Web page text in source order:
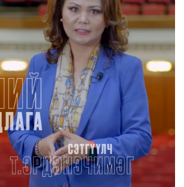
Улаанбаатарт өдөртөө 30 хэм дулаан
2026/08/07
Шатахууны нөөцийг нэмэгдүүлэх,
доголдлыг арилгахад анхаа...
2026/08/06